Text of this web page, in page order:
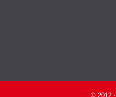
© 2012 -